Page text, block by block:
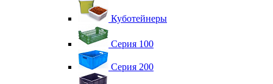
Куботейнеры
Серия 100
Серия 200